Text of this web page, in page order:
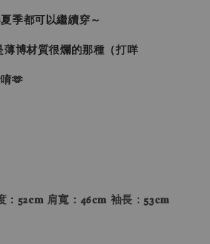
季都可以繼續穿～
博材質很爛的那種（打咩
🫶
：52𝐜𝐦 肩寬：46𝐜𝐦 袖長：53𝐜𝐦